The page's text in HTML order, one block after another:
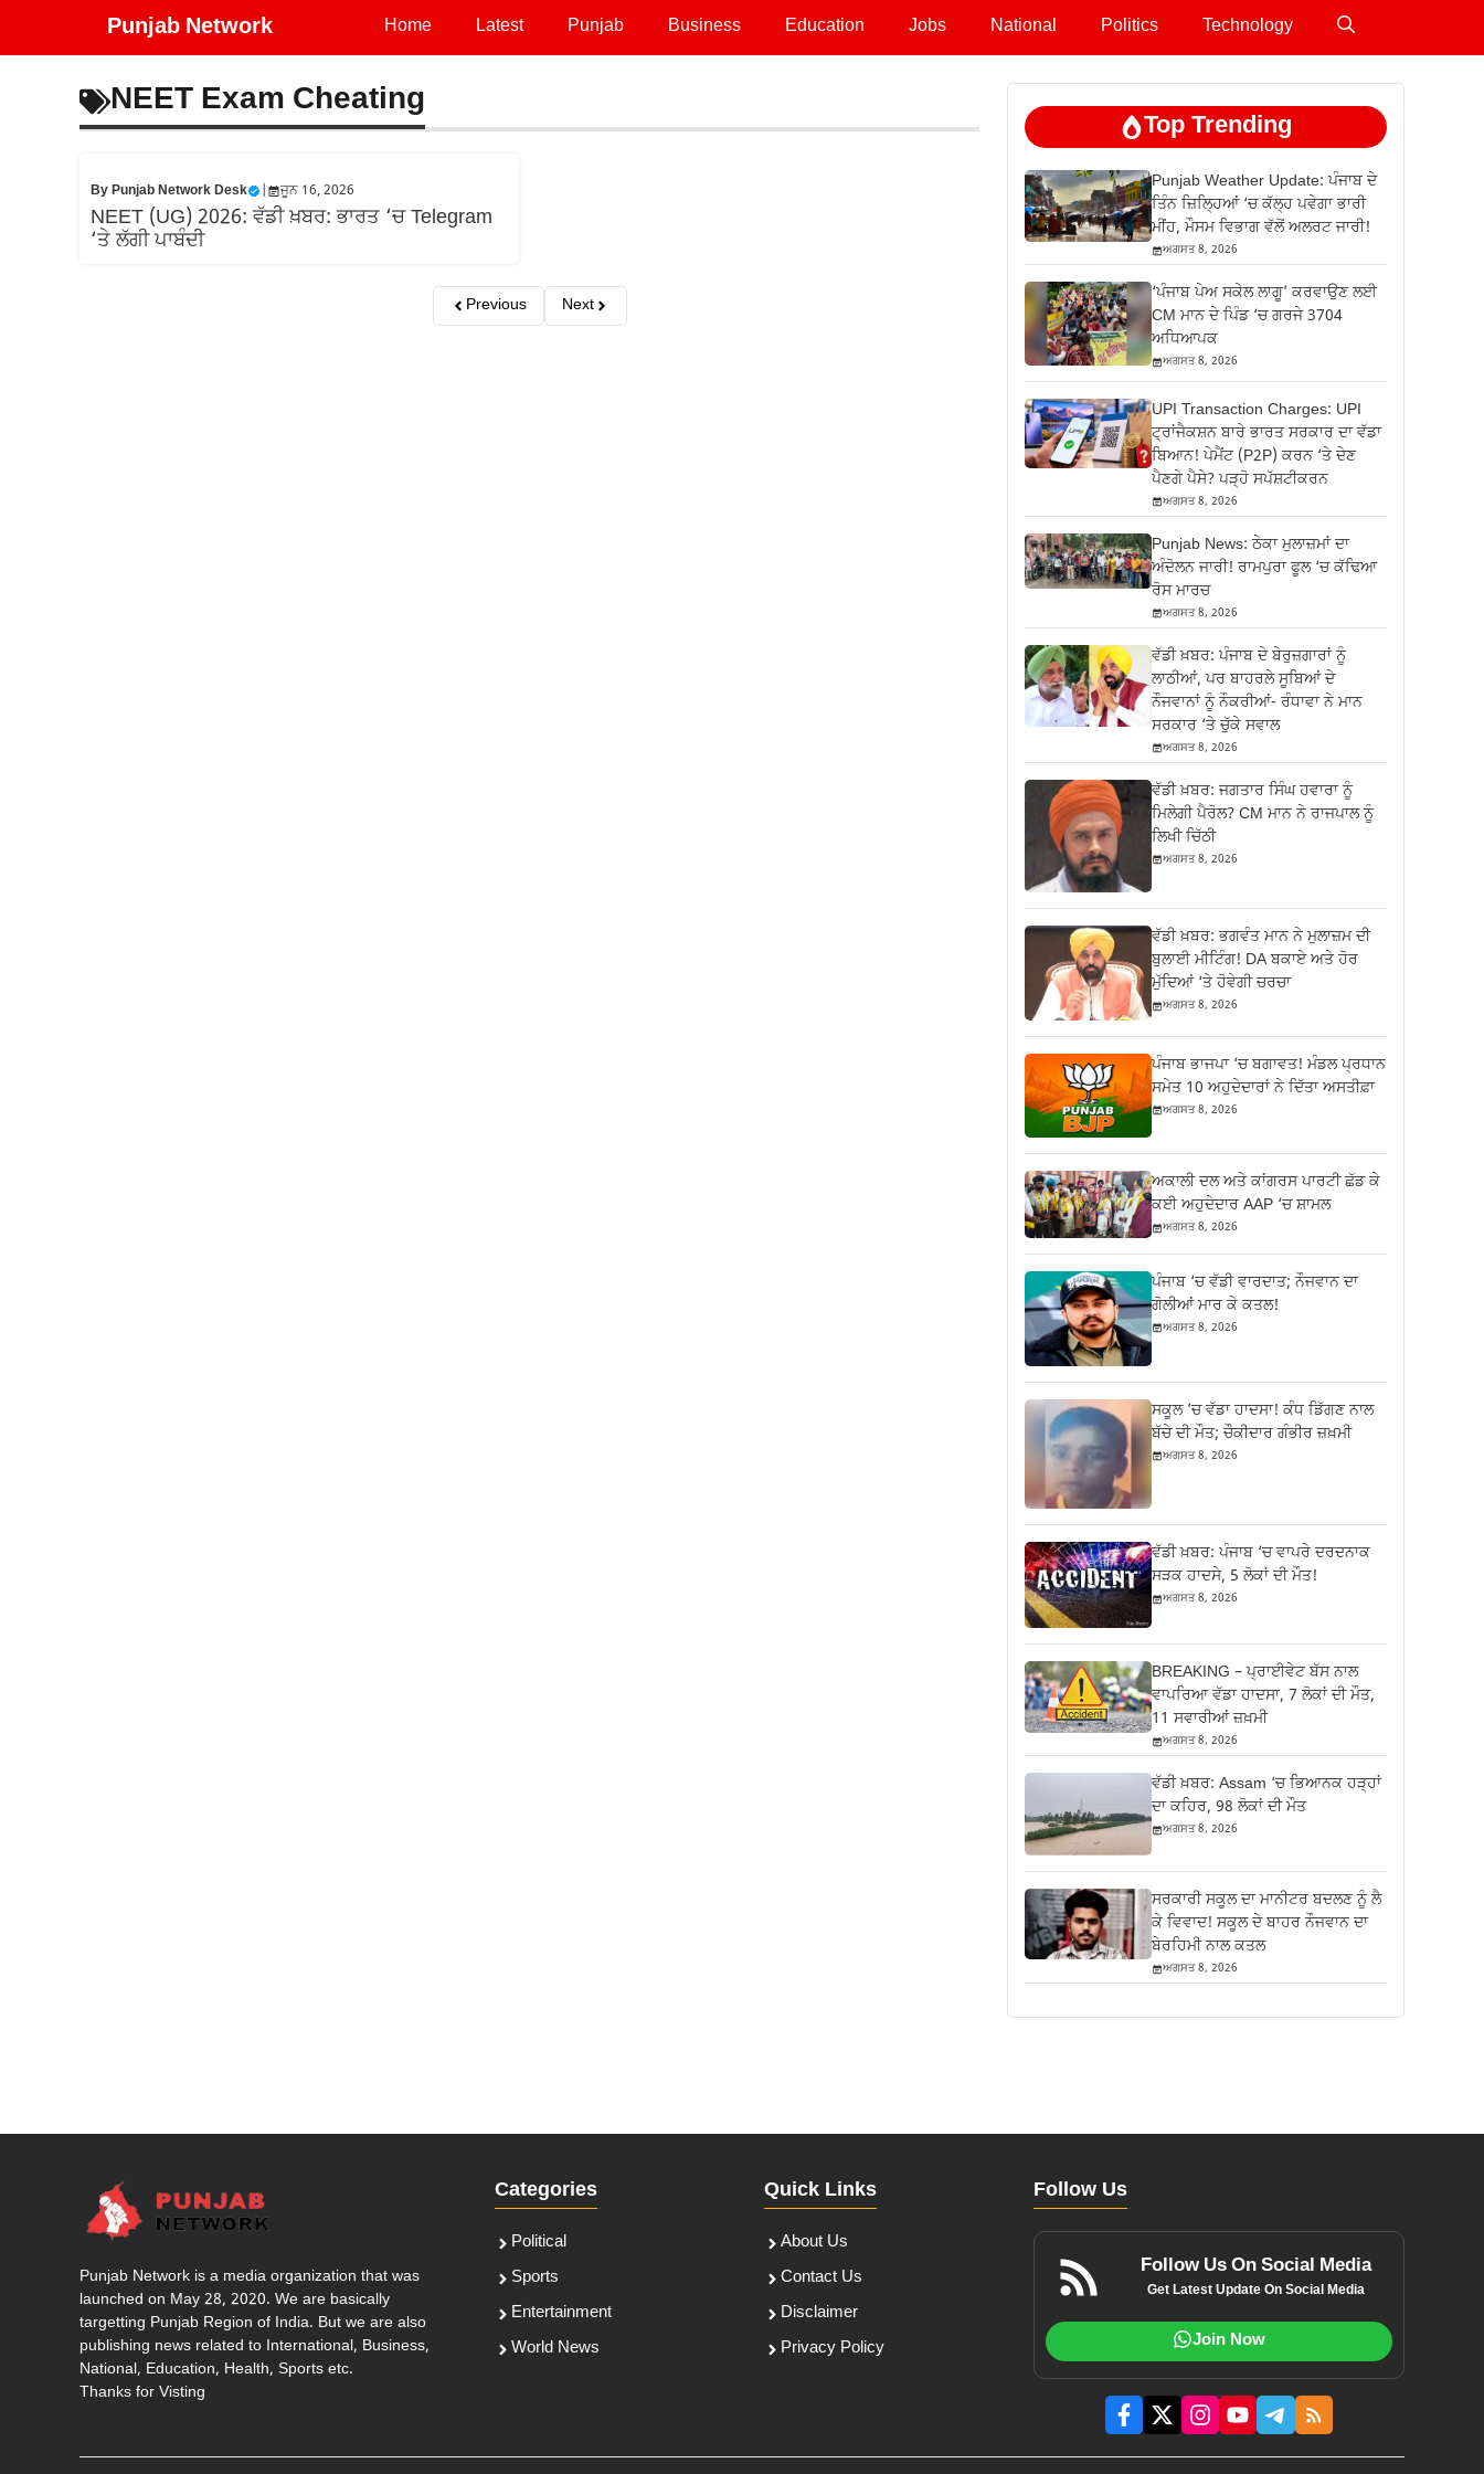
Punjab Network Home Latest Punjab Business Education Jobs National Politics Technology
NEET Exam Cheating
ByPunjab Network Desk ਜੂਨ 16, 2026
NEET (UG) 2026: ਵੱਡੀ ਖ਼ਬਰ: ਭਾਰਤ ‘ਚ Telegram
‘ਤੇ ਲੱਗੀ ਪਾਬੰਦੀ
Previous Next
Top Trending
Punjab Weather Update: ਪੰਜਾਬ ਦੇ
ਤਿੰਨ ਜ਼‍ਿਲ੍ਹਿਆਂ ‘ਚ ਕੱਲ੍ਹ ਪਵੇਗਾ ਭਾਰੀ
ਮੀਂਹ, ਮੌਸਮ ਵਿਭਾਗ ਵੱਲੋਂ ਅਲਰਟ ਜਾਰੀ!
ਅਗਸਤ 8, 2026
‘ਪੰਜਾਬ ਪੇਅ ਸਕੇਲ ਲਾਗੂ’ ਕਰਵਾਉਣ ਲਈ
CM ਮਾਨ ਦੇ ਪਿੰਡ ‘ਚ ਗਰਜੇ 3704
ਅਧਿਆਪਕ
ਅਗਸਤ 8, 2026
UPI Transaction Charges: UPI
ਟ੍ਰਾਂਜੈਕਸ਼ਨ ਬਾਰੇ ਭਾਰਤ ਸਰਕਾਰ ਦਾ ਵੱਡਾ
ਬਿਆਨ! ਪੇਮੈਂਟ (P2P) ਕਰਨ ‘ਤੇ ਦੇਣ
ਪੈਣਗੇ ਪੈਸੇ? ਪੜ੍ਹੋ ਸਪੱਸ਼ਟੀਕਰਨ
ਅਗਸਤ 8, 2026
Punjab News: ਠੇਕਾ ਮੁਲਾਜ਼ਮਾਂ ਦਾ
ਅੰਦੋਲਨ ਜਾਰੀ! ਰਾਮਪੁਰਾ ਫੂਲ ‘ਚ ਕੱਢਿਆ
ਰੋਸ ਮਾਰਚ
ਅਗਸਤ 8, 2026
ਵੱਡੀ ਖ਼ਬਰ: ਪੰਜਾਬ ਦੇ ਬੇਰੁਜ਼ਗਾਰਾਂ ਨੂੰ
ਲਾਠੀਆਂ, ਪਰ ਬਾਹਰਲੇ ਸੂਬਿਆਂ ਦੇ
ਨੌਜਵਾਨਾਂ ਨੂੰ ਨੌਕਰੀਆਂ- ਰੰਧਾਵਾ ਨੇ ਮਾਨ
ਸਰਕਾਰ ‘ਤੇ ਚੁੱਕੇ ਸਵਾਲ
ਅਗਸਤ 8, 2026
ਵੱਡੀ ਖ਼ਬਰ: ਜਗਤਾਰ ਸਿੰਘ ਹਵਾਰਾ ਨੂੰ
ਮਿਲੇਗੀ ਪੈਰੋਲ? CM ਮਾਨ ਨੇ ਰਾਜਪਾਲ ਨੂੰ
ਲਿਖੀ ਚਿੱਠੀ
ਅਗਸਤ 8, 2026
ਵੱਡੀ ਖ਼ਬਰ: ਭਗਵੰਤ ਮਾਨ ਨੇ ਮੁਲਾਜ਼ਮ ਦੀ
ਬੁਲਾਈ ਮੀਟਿੰਗ! DA ਬਕਾਏ ਅਤੇ ਹੋਰ
ਮੁੱਦਿਆਂ ‘ਤੇ ਹੋਵੇਗੀ ਚਰਚਾ
ਅਗਸਤ 8, 2026
ਪੰਜਾਬ ਭਾਜਪਾ ‘ਚ ਬਗਾਵਤ! ਮੰਡਲ ਪ੍ਰਧਾਨ
ਸਮੇਤ 10 ਅਹੁਦੇਦਾਰਾਂ ਨੇ ਦਿੱਤਾ ਅਸਤੀਫ਼ਾ
ਅਗਸਤ 8, 2026
ਅਕਾਲੀ ਦਲ ਅਤੇ ਕਾਂਗਰਸ ਪਾਰਟੀ ਛੱਡ ਕੇ
ਕਈ ਅਹੁਦੇਦਾਰ AAP ‘ਚ ਸ਼ਾਮਲ
ਅਗਸਤ 8, 2026
ਪੰਜਾਬ ‘ਚ ਵੱਡੀ ਵਾਰਦਾਤ; ਨੌਜਵਾਨ ਦਾ
ਗੋਲੀਆਂ ਮਾਰ ਕੇ ਕਤਲ!
ਅਗਸਤ 8, 2026
ਸਕੂਲ ’ਚ ਵੱਡਾ ਹਾਦਸਾ! ਕੰਧ ਡਿੱਗਣ ਨਾਲ
ਬੱਚੇ ਦੀ ਮੌਤ; ਚੌਕੀਦਾਰ ਗੰਭੀਰ ਜ਼ਖ਼ਮੀ
ਅਗਸਤ 8, 2026
ਵੱਡੀ ਖ਼ਬਰ: ਪੰਜਾਬ ‘ਚ ਵਾਪਰੇ ਦਰਦਨਾਕ
ਸੜਕ ਹਾਦਸੇ, 5 ਲੋਕਾਂ ਦੀ ਮੌਤ!
ਅਗਸਤ 8, 2026
BREAKING – ਪ੍ਰਾਈਵੇਟ ਬੱਸ ਨਾਲ
ਵਾਪਰਿਆ ਵੱਡਾ ਹਾਦਸਾ, 7 ਲੋਕਾਂ ਦੀ ਮੌਤ,
11 ਸਵਾਰੀਆਂ ਜ਼ਖ਼ਮੀ
ਅਗਸਤ 8, 2026
ਵੱਡੀ ਖ਼ਬਰ: Assam ‘ਚ ਭਿਆਨਕ ਹੜ੍ਹਾਂ
ਦਾ ਕਹਿਰ, 98 ਲੋਕਾਂ ਦੀ ਮੌਤ
ਅਗਸਤ 8, 2026
ਸਰਕਾਰੀ ਸਕੂਲ ਦਾ ਮਾਨੀਟਰ ਬਦਲਣ ਨੂੰ ਲੈ
ਕੇ ਵਿਵਾਦ! ਸਕੂਲ ਦੇ ਬਾਹਰ ਨੌਜਵਾਨ ਦਾ
ਬੇਰਹਿਮੀ ਨਾਲ ਕਤਲ
ਅਗਸਤ 8, 2026
Punjab Network is a media organization that was
launched on May 28, 2020. We are basically
targetting Punjab Region of India. But we are also
publishing news related to International, Business,
National, Education, Health, Sports etc.
Thanks for Visting
Categories
Political
Sports
Entertainment
World News
Quick Links
About Us
Contact Us
Disclaimer
Privacy Policy
Follow Us
Follow Us On Social Media
Get Latest Update On Social Media
Join Now